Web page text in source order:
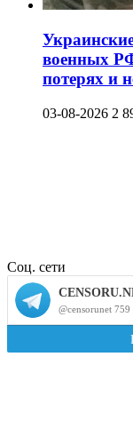
военных
потерях и
03-08-2026 2
Соц. сети